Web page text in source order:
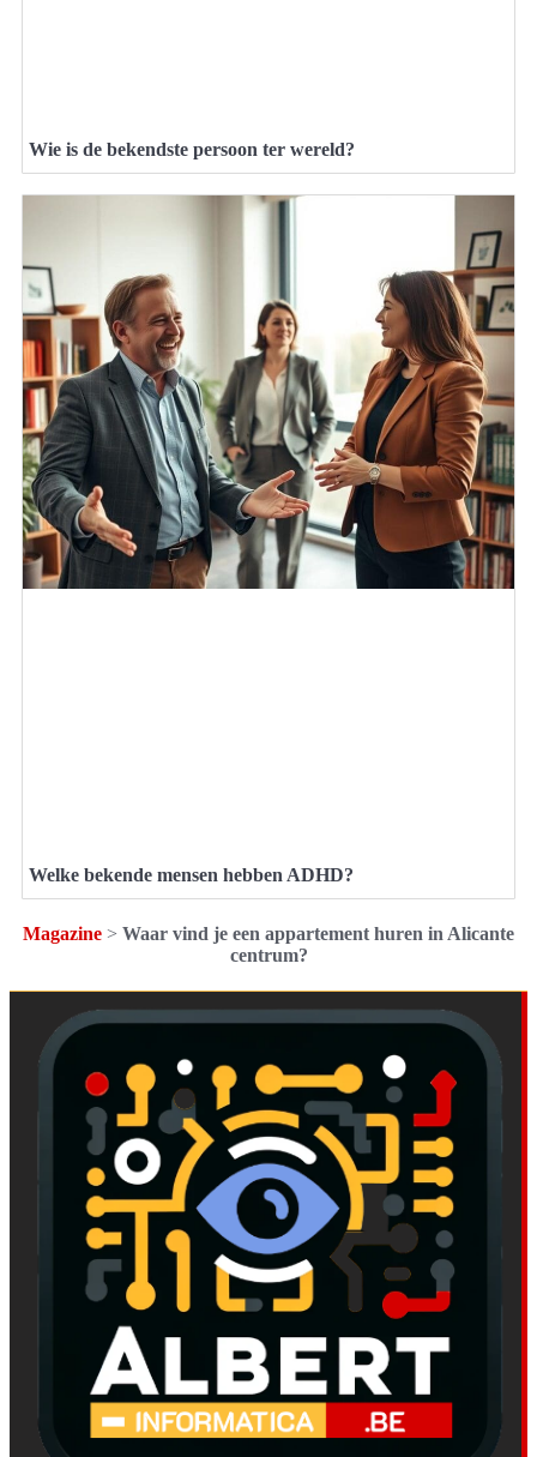
Wie is de bekendste persoon ter wereld?
Welke bekende mensen hebben ADHD?
Magazine > Waar vind je een appartement huren in Alicante
centrum?